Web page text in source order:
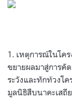
1. เหตุการณ์ในโค
ขยายผลมาสู่การคั
ระวังและทักท้วงโ
มูลนิธิสืบนาคะเสถี